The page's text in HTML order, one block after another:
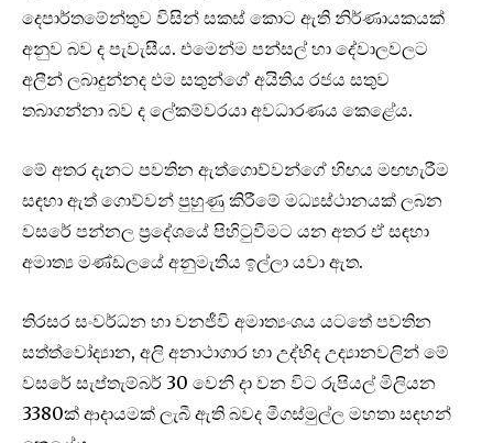
දෙපාර්තමේන්තුව විසින් සකස් කොට ඇති නිර්ණායකයක්
අනුව බව ද පැවැසීය. එමෙන්ම පන්සල් හා දේවාලවලට
අලීන් ලබාදුන්නද එම සතුන්ගේ අයිතිය රජය සතුව
තබාගන්නා බව ද ලේකම්වරයා අවධාරණය කෙළේය.
මේ අතර දැනට පවතින ඇත්ගොව්වන්ගේ හිඟය මඟහැරීම
සඳහා ඇත් ගොව්වන් පුහුණු කිරීමේ මධ්‍යස්ථානයක් ලබන
වසරේ පන්නල ප්‍රදේශයේ පිහිටුවීමට යන අතර ඒ සඳහා
අමාත්‍ය මණ්ඩලයේ අනුමැතිය ඉල්ලා යවා ඇත.
තිරසර සංවර්ධන හා වනජීවි අමාත්‍යංශය යටතේ පවතින
සත්ත්වෝද්‍යාන, අලි අනාථාගාර හා උද්භිද උද්‍යානවලින් මේ
වසරේ සැප්තැම්බර් 30 වෙනි දා වන විට රුපියල් මිලියන
3380ක් ආදායමක් ලැබී ඇති බවද මීගස්මුල්ල මහතා සඳහන්